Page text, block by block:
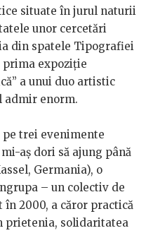
situate în jurul naturii
unor cercetări
din spatele Tipografiei
prima expoziție
a unui duo artistic
admir enorm.
pe trei evenimente
aș dori să ajung până
Germania), o
– un colectiv de
2000, a căror practică
prietenia, solidaritatea